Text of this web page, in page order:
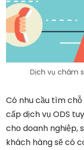
Dịch vụ chăm
Có nhu cầu tìm
cấp dịch vụ ODS
cho doanh nghiệp,
khách hàng sẽ có